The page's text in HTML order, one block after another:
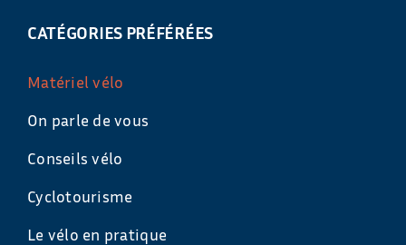
CATÉGORIES PRÉFÉRÉES
Matériel vélo
On parle de vous
Conseils vélo
Cyclotourisme
Le vélo en pratique